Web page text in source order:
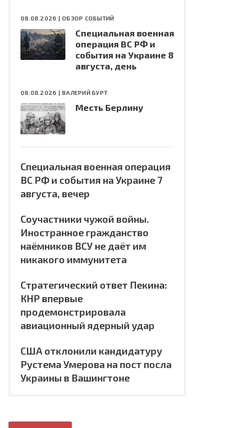
08.08.2026 | ОБЗОР СОБЫТИЙ
Специальная военная
операция ВС РФ и
события на Украине 8
августа, день
08.08.2026 | ВАЛЕРИЙ БУРТ
Месть Берлину
Специальная военная операция
ВС РФ и события на Украине 7
августа, вечер
Соучастники чужой войны.
Иностранное гражданство
наёмников ВСУ не даёт им
никакого иммунитета
Стратегический ответ Пекина:
КНР впервые
продемонстрировала
авиационный ядерный удар
США отклонили кандидатуру
Рустема Умерова на пост посла
Украины в Вашингтоне